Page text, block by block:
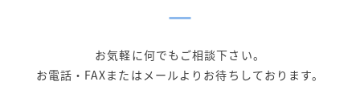
お気軽に何でもご相談下さい。
お電話・FAXまたはメールよりお待ちしております。